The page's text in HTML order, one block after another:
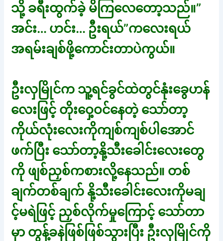
သို့ ခရီးထွက်ခဲ့ မိကြလေတော့သည်။”
အင်း… ဟင်း… ဦးရယ်”ကလေးရယ်
အရမ်းချစ်ဖို့ကောင်းတာပဲကွယ်။
ဦးလှမြိုင်က သူ့ရင်ခွင်ထဲတွင်နုံးခွေဟန်
လေးဖြင့် တိုးဝှေ့ဝင်နေတဲ့ သော်တာ့
ကိုယ်လုံးလေးကိုကျစ်ကျစ်ပါအောင်
ဖက်ပြီး သော်တာ့နို့သီးခေါင်းလေးတွေ
ကို ဖျစ်ညှစ်ကစားလို့နေသည်။ တစ်
ချက်တစ်ချက် နို့သီးခေါင်းလေးကိုမချ
င့်မရဲဖြင့် ညှစ်လိုက်မှုကြောင့် သော်တာ
မှာ တွန့်ခနဲဖြစ်ဖြစ်သွားပြီး ဦးလှမြိုင်ကို